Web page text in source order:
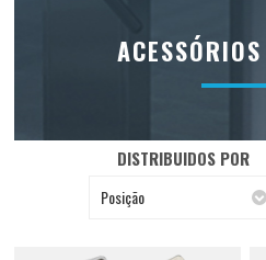
DISTRIBUIDOS POR
Posição